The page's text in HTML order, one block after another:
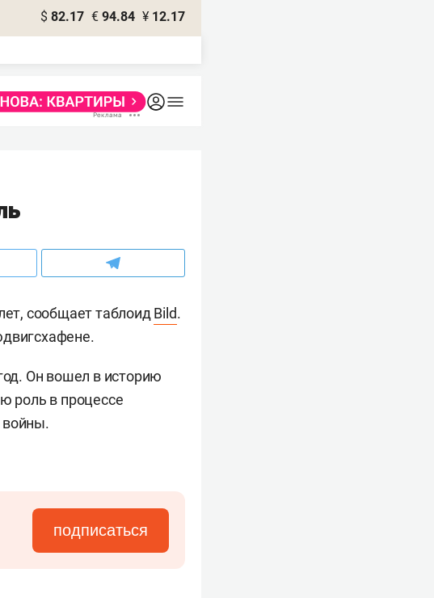
$ 82.17 € 94.84 ¥ 12.17
сообщает таблоид Bild.
Он вошел в историю
роль в процессе
войны.
подписаться